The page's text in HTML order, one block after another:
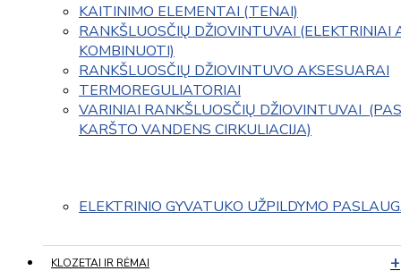
KAITINIMO ELEMENTAI (TENAI)
RANKŠLUOSČIŲ DŽIOVINTUVAI (ELEKTRINIAI
KOMBINUOTI)
RANKŠLUOSČIŲ DŽIOVINTUVO AKSESUARAI
TERMOREGULIATORIAI
VARINIAI RANKŠLUOSČIŲ DŽIOVINTUVAI
KARŠTO VANDENS CIRKULIACIJA)
ELEKTRINIO GYVATUKO UŽPILDYMO
KLOZETAI IR RĖMAI